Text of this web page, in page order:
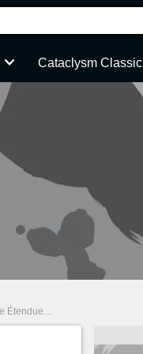
Cataclysm Classic
île inexplorée